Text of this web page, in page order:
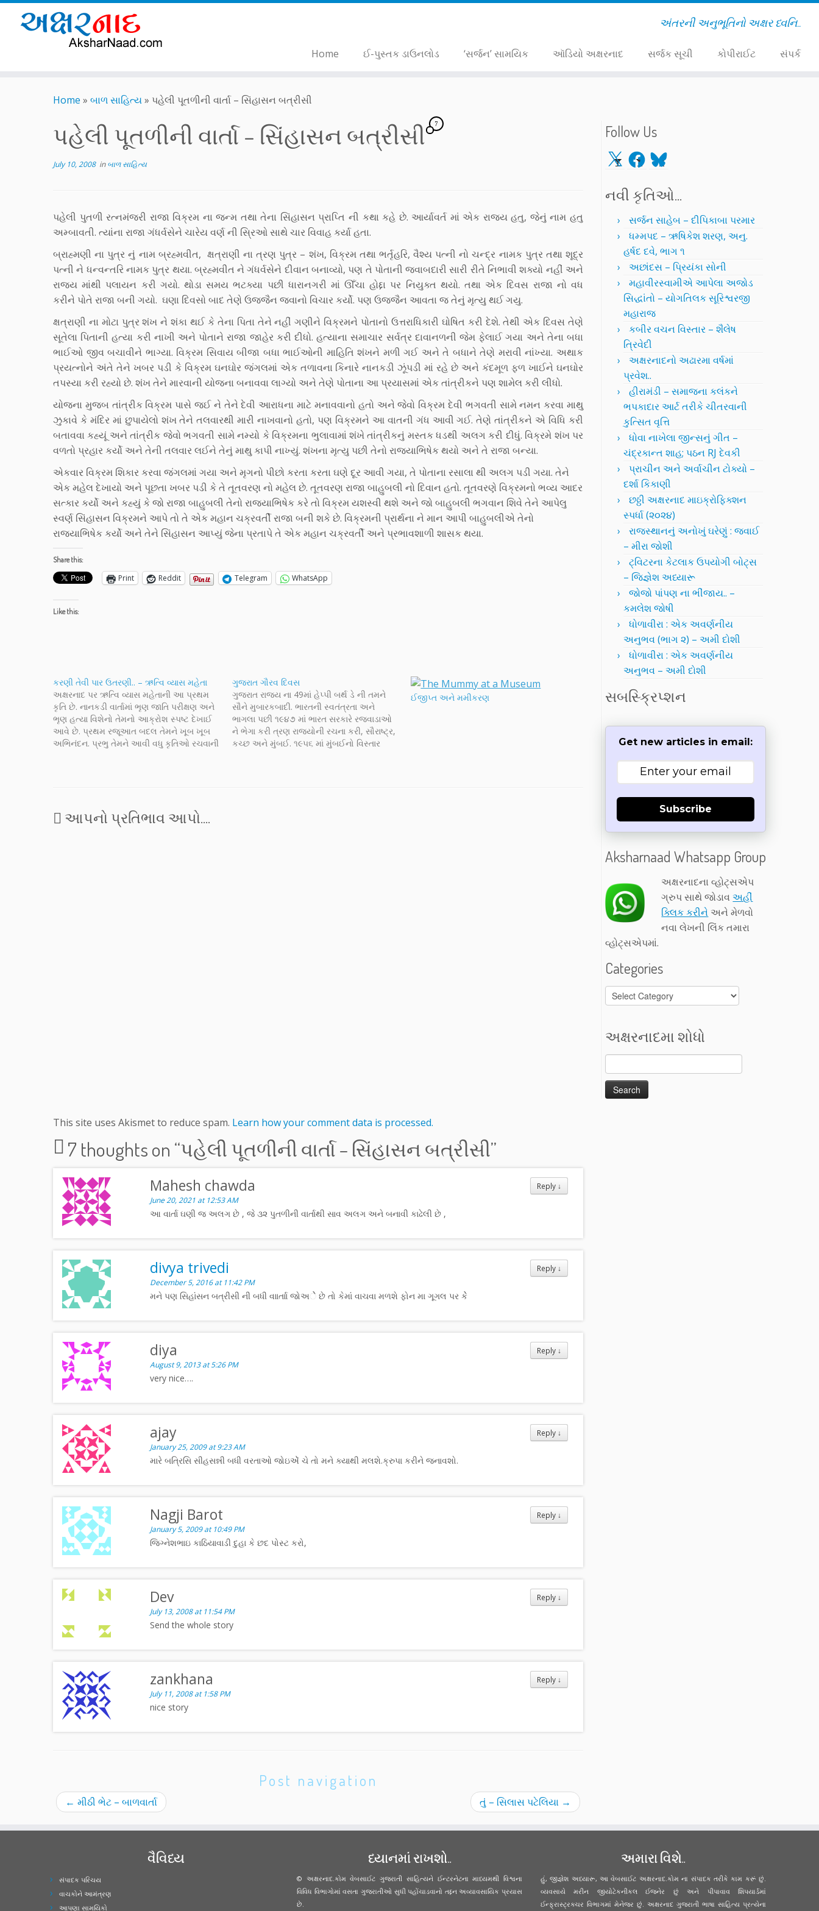
અંતરની અનુભૂતિનો અક્ષર ધ્વનિ..
Home ઈ-પુસ્તક ડાઉનલોડ ‘સર્જન’ સામયિક ઑડિયો અક્ષરનાદ સર્જક સૂચી કોપીરાઈટ સંપર્ક
Home » બાળ સાહિત્ય» પહેલી પૂતળીની વાર્તા – સિંહાસન બત્રીસી
પહેલી પૂતળીની વાર્તા – સિંહાસન બત્રીસી 7
July 10, 2008inબાળ સાહિત્ય
પહેલી પુતળી રત્નમંજરી રાજા વિક્રમ ના જન્મ તથા તેના સિંહાસન પ્રાપ્તિ ની કથા કહે છે. આર્યાવર્ત માં એક રાજ્ય હતુ, જેનું નામ હતુ
અમ્બાવતી. ત્યાંના રાજા ગંધર્વસેને ચારેય વર્ણ ની સ્રિઓ સાથે ચાર વિવાહ કર્યા હતા.
બ્રાહ્મણી ના પુત્ર નું નામ બ્રહ્મવીત, ક્ષત્રાણી ના ત્રણ પુત્ર – શંખ, વિક્રમ તથા ભર્તૃહરિ, વૈશ્ય પત્ની નો ચન્દ્ર નામક પુત્ર તથા શૂદ્ર
પત્ની ને ધન્વન્તરિ નામક પુત્ર થયા. બ્રહ્મવીત ને ગંધર્વસેને દીવાન બનાવ્યો, પણ તે પોતાની જવાબદારી સારી રીતે નિભાવી શક્યો નહીં અને
રાજ્ય માંથી પલાયન કરી ગયો. થોડા સમય ભટક્યા પછી ધારાનગરી માં ઊઁચા હોદ્દા પર નિયુક્ત થયો. તથા એક દિવસ રાજા નો વધ
કરીને પોતે રાજા બની ગયો. ઘણા દિવસો બાદ તેણે ઉજ્જૈન જવાનો વિચાર કર્યો. પણ ઉજ્જૈન આવતા જ તેનું મૃત્યુ થઈ ગયુ.
ક્ષત્રાણી ના મોટા પુત્ર શંખ ને શંકા થઈ કે તેના પિતા તેને નહીં ગણીને વિક્રમને પોતાનો ઉત્તરાધિકારી ઘોષિત કરી દેશે. તેથી એક દિવસ તેણે
સૂતેલા પિતાની હત્યા કરી નાખી અને પોતાને રાજા જાહેર કરી દીધો. હત્યાના સમાચાર સર્વત્ર દાવાનળની જેમ ફેલાઈ ગયા અને તેના બધા
ભાઈઓ જીવ બચાવીને ભાગ્યા. વિક્રમ સિવાય બીજા બધા ભાઈઓની માહિતિ શંખને મળી ગઈ અને તે બધાને તેણે મરાવી નાંખ્યા. અથાક
પ્રયત્નોને અંતે તેને ખબર પડી કે વિક્રમ ઘનઘોર જંગલમાં એક તળાવના કિનારે નાનકડી ઝૂંપડી માં રહે છે અને કંદમૂળ ફળ ખાઈને ઘનઘોર
તપસ્યા કરી રહ્યો છે. શંખ તેને મારવાની યોજના બનાવવા લાગ્યો અને તેણે પોતાના આ પ્રયાસમાં એક તાંત્રીકને પણ શામેલ કરી લીધો.
યોજના મુજબ તાંત્રીક વિક્રમ પાસે જઈ ને તેને દેવી આરાધના માટે મનાવવાનો હતો અને જેવો વિક્રમ દેવી ભગવતી સામે નમન કરવા માથુ
ઝુકાવે કે મંદિર માં છુપાયેલો શંખ તેને તલવારથી મારી નાખવાનો હતો, પણ વિક્રમને આ વાતની ગંધ આવી ગઈ. તેણે તાંત્રીકને એ વિધિ કરી
બતાવવા કહ્યૂં અને તાંત્રીક જેવો ભગવતી સામે નમ્યો કે વિક્રમના ભુલાવામાં શંખે તાંત્રીકનું મસ્તક ધડથી અલગ કરી દીધું. વિક્રમે શંખ પર
વળતો પ્રહાર કર્યો અને તેની તલવાર લઈને તેનું માથુ કાપી નાખ્યું. શંખના મૃત્યુ પછી તેનો રાજ્યાભિષેક થયો અને તે રાજા બન્યા.
એકવાર વિક્રમ શિકાર કરવા જંગલમાં ગયા અને મૃગનો પીછો કરતા કરતા ઘણે દૂર આવી ગયા, તે પોતાના રસાલા થી અલગ પડી ગયા. તેને
એક મહેલ દેખાયો અને પૂછતા ખબર પડી કે તે તૂતવરણ નો મહેલ છે. તૂતવરણ રાજા બાહુબલી નો દિવાન હતો. તૂતવરણે વિક્રમનો ભવ્ય આદર
સત્કાર કર્યો અને કહ્યું કે જો રાજા બાહુબલી તેનો રાજ્યાભિષેક કરે તો વિક્રમ યશસ્વી થશે અને જો બાહુબલી ભગવાન શિવે તેને આપેલુ
સ્વર્ણ સિંહાસન વિક્રમને આપે તો તે એક મહાન ચક્રવર્તી રાજા બની શકે છે. વિક્રમની પ્રાર્થના ને માન આપી બાહુબલીએ તેનો
રાજ્યાભિષેક કર્યો અને તેને સિંહાસન આપ્યું જેના પ્રતાપે તે એક મહાન ચક્રવર્તી અને પ્રભાવશાળી શાસક થયા.
Share this:
Print Reddit Telegram WhatsApp
Like this:
કરણી તેવી પાર ઉતરણી.. – ઋત્વિ વ્યાસ મહેતા
અક્ષરનાદ પર ઋત્વિ વ્યાસ મહેતાની આ પ્રથમ
કૃતિ છે. નાનકડી વાર્તામાં ભૃણ જાતિ પરીક્ષણ અને
ભૃણ હત્યા વિશેનો તેમનો આક્રોશ સ્પષ્ટ દેખાઈ
આવે છે. પ્રથમ રજૂઆત બદલ તેમને ખૂબ ખૂબ
અભિનંદન. પ્રભુ તેમને આવી વધુ કૃતિઓ રચવાની
ગુજરાત ગૌરવ દિવસ
ગુજરાત રાજ્ય ના 49માં હેપ્પી બર્થ ડે ની તમને
સૌને મુબારકબાદી. ભારતની સ્વતંત્રતા અને
ભાગલા પછી ૧૯૪૭ માં ભારત સરકારે રજવાડાઓ
ને ભેગા કરી ત્રણ રાજ્યોની રચના કરી, સૌરાષ્ટ્ર,
કચ્છ અને મુંબઈ. ૧૯૫૬ માં મુંબઈનો વિસ્તાર
ઈજીપ્ત અને મમીકરણ
આપનો પ્રતિભાવ આપો....
This site uses Akismet to reduce spam. Learn how your comment data is processed.
7 thoughts on “પહેલી પૂતળીની વાર્તા – સિંહાસન બત્રીસી”
Reply ↓
Mahesh chawda
June 20, 2021 at 12:53 AM
આ વાર્તા ઘણી જ અલગ છે , જે ૩૨ પુતળીની વાર્તાથી સાવ અલગ અને બનાવી કાઢેલી છે ,
Reply ↓
divya trivedi
December 5, 2016 at 11:42 PM
મને પણ સિહાંંસન બત્રીસી ની બધી વાાર્તાા જોઅેે છે તો કેમાંં વાચવા મળશે ફોન મા ગૂગલ પર કેે
Reply ↓
diya
August 9, 2013 at 5:26 PM
very nice….
Reply ↓
ajay
January 25, 2009 at 9:23 AM
મારે બત્રિસિ સીહસન્ની બધી વરતાઓ જોઇએૅ ચે તો મને ક્યાથી મલશે.ક્રુપા કરીને જનાવશો.
Reply ↓
Nagji Barot
January 5, 2009 at 10:49 PM
જિગ્નેશભાઇ કાઠિયાવાડી દુહા કે છદ પોસ્ટ કરો,
Reply ↓
Dev
July 13, 2008 at 11:54 PM
Send the whole story
Reply ↓
zankhana
July 11, 2008 at 1:58 PM
nice story
Post navigation
← મીઠી ભેટ – બાળવાર્તા તું – સિલાસ પટેલિયા →
Follow Us
X Facebook
Bluesky
નવી કૃતિઓ…
સર્જન સાહેબ – દીપિકાબા પરમાર
ધમ્મપદ – ઋષિકેશ શરણ, અનુ.
હર્ષદ દવે, ભાગ ૧
અછાંદસ – પ્રિયંકા સોની
મહાવીરસ્વામીએ આપેલા અજોડ
સિદ્ધાંતો – યોગતિલક સૂરિશ્વરજી
મહારાજ
કબીર વચન વિસ્તાર – શૈલેષ
ત્રિવેદી
અક્ષરનાદનો અઢારમા વર્ષમાં
પ્રવેશ..
હીરામંડી – સમાજના કલંકને
ભપકાદાર આર્ટ તરીકે ચીતરવાની
કુત્સિત વૃત્તિ
ધોવા નાખેલા જીન્સનું ગીત –
ચંદ્રકાન્ત શાહ; પઠન RJ દેવકી
પ્રાચીન અને અર્વાચીન ટોક્યો –
દર્શા કિકાણી
છઠ્ઠી અક્ષરનાદ માઇક્રોફિક્શન
સ્પર્ધા (૨૦૨૪)
રાજસ્થાનનું અનોખું ઘરેણું : જવાઈ
– મીરા જોશી
ટ્વિટરના કેટલાક ઉપયોગી બોટ્સ
– જિજ્ઞેશ અધ્યારૂ
જોજો પાંપણ ના ભીંજાય.. –
કમલેશ જોષી
ધોળાવીરા : એક અવર્ણનીય
અનુભવ (ભાગ ૨) – અમી દોશી
ધોળાવીરા : એક અવર્ણનીય
અનુભવ – અમી દોશી
સબસ્ક્રિપ્શન
Get new articles in email:
Subscribe
Aksharnaad Whatsapp Group
અક્ષરનાદના વ્હોટ્સએપ
ગ્રુપ સાથે જોડાવઅહીં
ક્લિક કરીને અને મેળવો
નવા લેખની લિંક તમારા
વ્હોટ્સએપમાં.
Categories
Categories
અક્ષરનાદમા શોધો
વૈવિધ્ય
સંપાદક પરિચય
વાચકોને આમંત્રણ
આપણા સામયિકો
ધ્યાનમાં રાખશો..
© અક્ષરનાદ.કોમ વેબસાઈટ ગુજરાતી સાહિત્યને ઈન્ટરનેટના માધ્યમથી વિશ્વના
વિવિધ વિભાગોમાં વસતા ગુજરાતીઓ સુધી પહોંચાડવાનો તદ્દન અવ્યાવસાયિક પ્રયાસ
છે.
અમારા વિશે..
હું, જીજ્ઞેશ અધ્યારૂ, આ વેબસાઈટ અક્ષરનાદ.કોમ ના સંપાદક તરીકે કામ કરૂં છું.
વ્યવસાયે મરીન જીયોટેકનીકલ ઈજનેર છું અને પીપાવાવ શિપયાર્ડમાં
ઈન્ફ્રાસ્ટ્રક્ચર વિભાગમાં મેનેજર છું. અક્ષરનાદ ગુજરાતી ભાષા સાહિત્ય પ્રત્યેના